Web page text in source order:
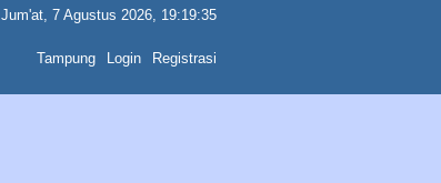
Jum'at, 7 Agustus 2026, 19:19:35
Tampung Login Registrasi